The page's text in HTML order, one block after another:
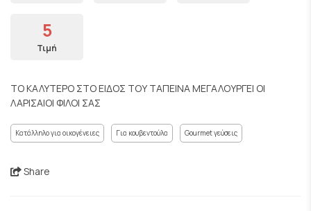
5
Τιμή
ΤΟ ΚΑΛΥΤΕΡΟ ΣΤΟ ΕΙΔΟΣ ΤΟΥ ΤΑΠΕΙΝΑ ΜΕΓΑΛΟΥΡΓΕΙ ΟΙ
ΛΑΡΙΣΑΙΟΙ ΦΙΛΟΙ ΣΑΣ
Κατάλληλο για οικογένειες Για κουβεντούλα Gourmet γεύσεις
Share